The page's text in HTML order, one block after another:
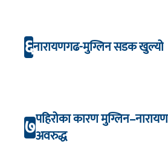
६नारायणगढ-मुग्लिन सडक खुल्यो
७पहिरोका कारण
अवरुद्ध